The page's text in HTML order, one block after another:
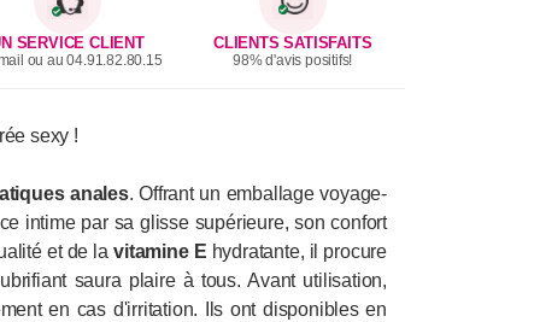
SERVICE CLIENT
ou au 04.91.82.80.15
CLIENTS SATISFAITS
98% d'avis positifs!
sexy !
anales. Offrant un emballage voyage-
intime par sa glisse supérieure, son confort
et de lavitamine E hydratante, il procure
saura plaire à tous. Avant utilisation,
en cas d'irritation. Ils ont disponibles en